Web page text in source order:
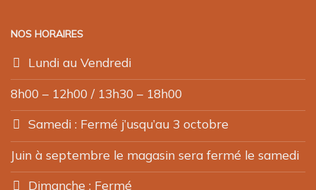
NOS HORAIRES
Lundi au Vendredi
8h00 – 12h00 / 13h30 – 18h00
Samedi : Fermé j’usqu’au 3 octobre
Juin à septembre le magasin sera fermé le samedi
Dimanche : Fermé